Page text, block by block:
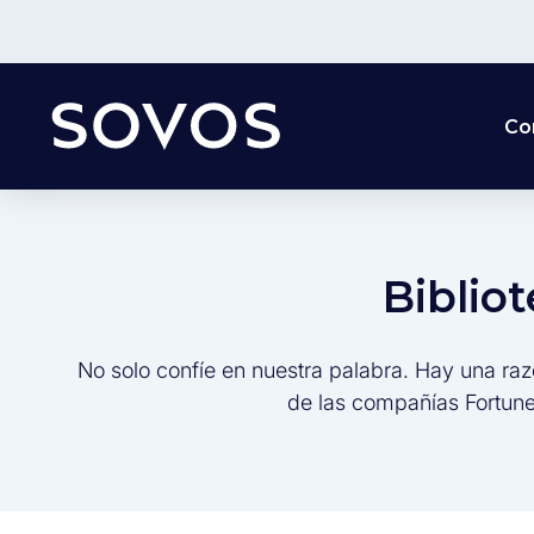
No solo confíe en nuestra palabra. Hay una
de las compañías